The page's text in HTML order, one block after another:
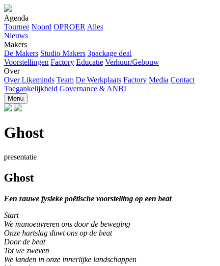
Agenda
Tournee Noord OPROER Alles
Nieuws
Makers
De Makers Studio Makers 3package deal
Voorstellingen Factory Educatie Verhuur/Gebouw
Over
Over Likeminds Team De Werkplaats Factory Media Contact
Toegankelijkheid Governance & ANBI
Menu
Ghost
presentatie
Ghost
Een rauwe fysieke poëtische voorstelling op een beat
Start
We manoeuvreren ons door de beweging
Onze hartslag duwt ons op de beat
Door de beat
Tot we zweven
We landen in onze innerlijke landschappen